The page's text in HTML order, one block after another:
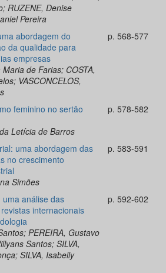
RUZENE, Denise
Pereira
abordagem do
da qualidade para
empresas
de Farias; COSTA,
VASCONCELOS,
p. 568-577
feminino no sertão
Letícia de Barros
p. 578-582
uma abordagem das
no crescimento
Simões
p. 583-591
análise das
internacionais
PEREIRA, Gustavo
Santos; SILVA,
SILVA, Isabelly
p. 592-602